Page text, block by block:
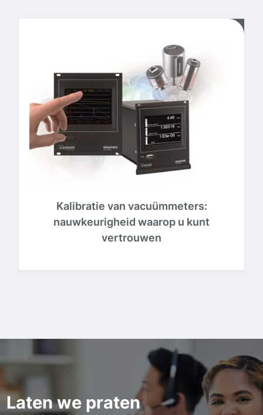
Kalibratie van vacuümmeters:
nauwkeurigheid waarop u kunt
vertrouwen
Laten we praten